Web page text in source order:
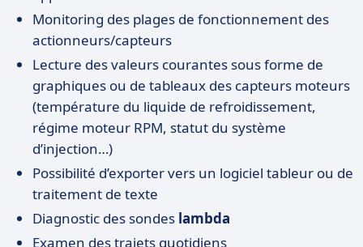
Monitoring des plages de fonctionnement des
actionneurs/capteurs
Lecture des valeurs courantes sous forme de
graphiques ou de tableaux des capteurs moteurs
(température du liquide de refroidissement,
régime moteur RPM, statut du système
d’injection…)
Possibilité d’exporter vers un logiciel tableur ou de
traitement de texte
Diagnostic des sondes lambda
Examen des trajets quotidiens